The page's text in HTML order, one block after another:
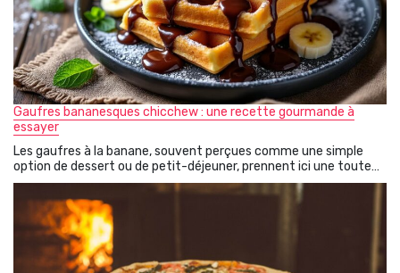
Gaufres bananesques chicchew : une recette gourmande à
essayer
Les gaufres à la banane, souvent perçues comme une simple
option de dessert ou de petit-déjeuner, prennent ici une toute…